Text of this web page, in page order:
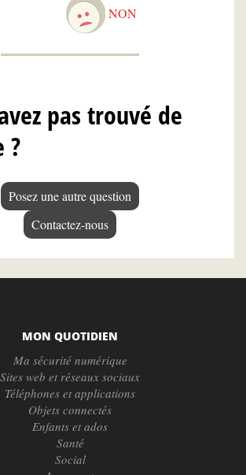
NON
pas trouvé de
?
Posez une autre question
Contactez-nous
MON QUOTIDIEN
Ma sécurité numérique
Sites web et réseaux sociaux
Téléphones et applications
Objets connectés
Enfants et ados
Santé
Social